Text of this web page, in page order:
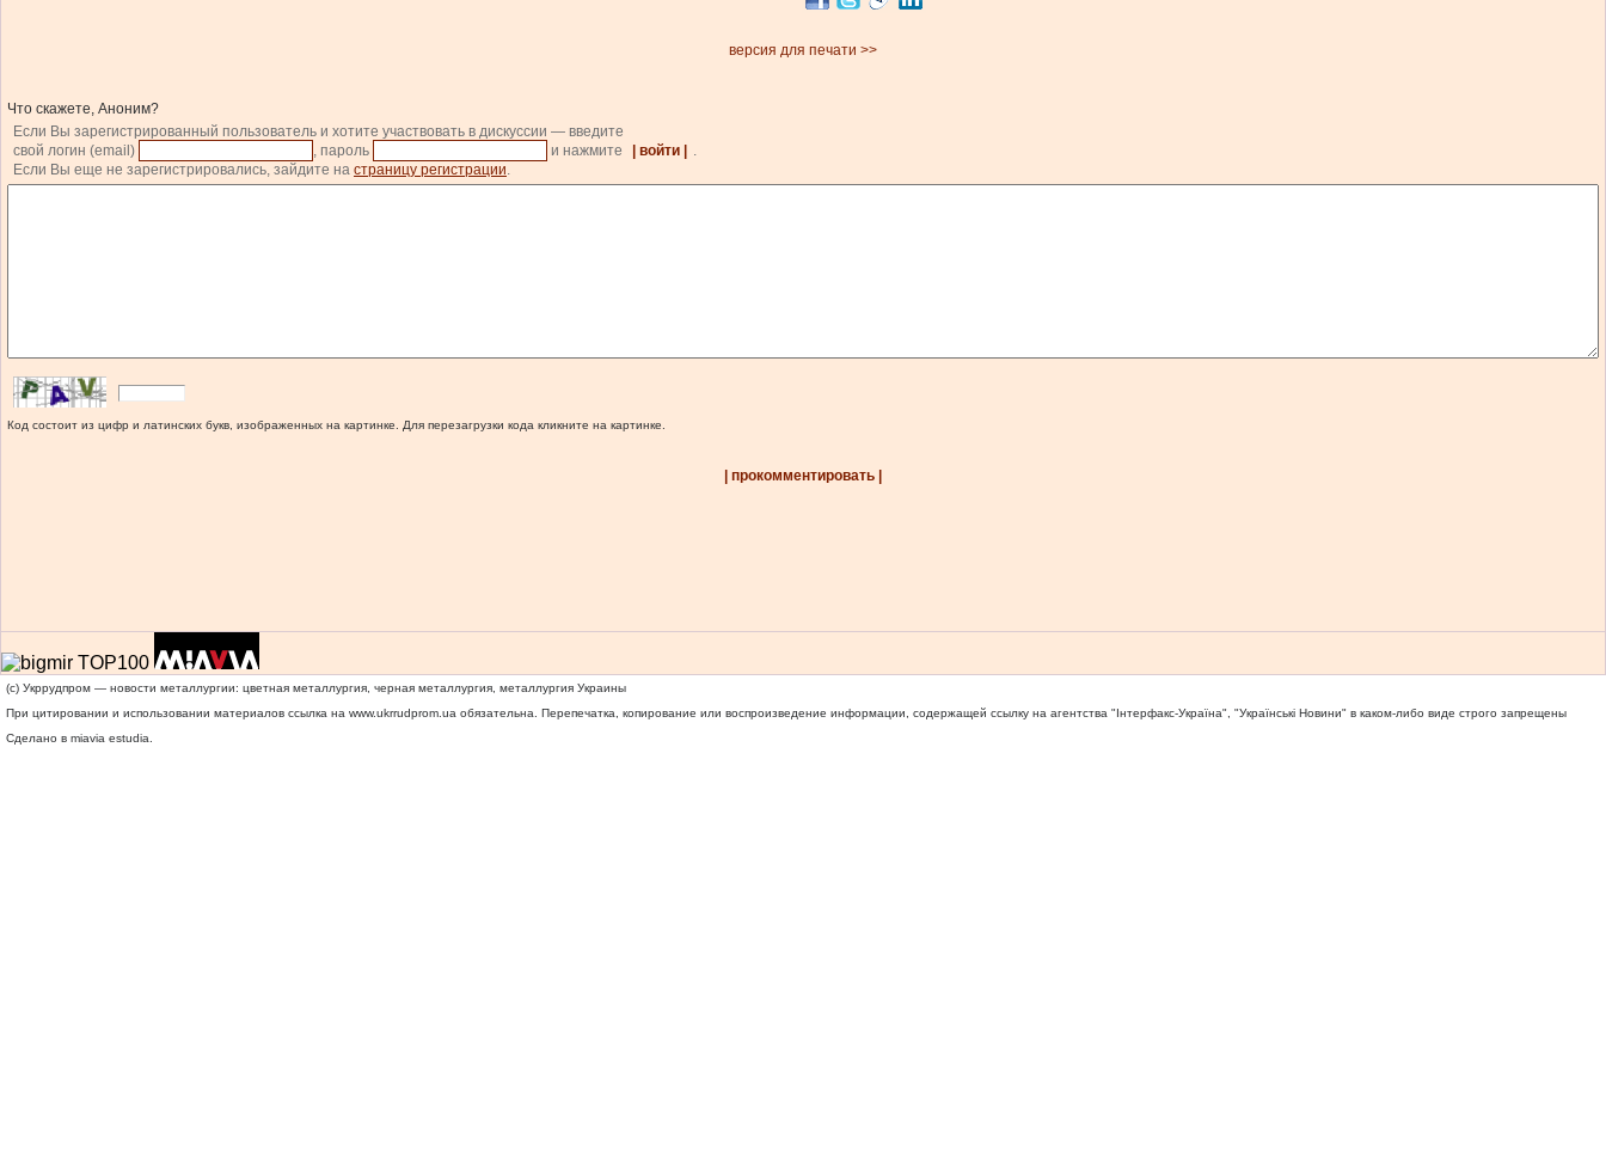
версия для печати >>
Что скажете, Аноним?
Если Вы зарегистрированный пользователь и хотите участвовать в дискуссии — введите
свой логин (email)
, пароль и нажмите | войти |
.
Если Вы еще не зарегистрировались, зайдите на страницу регистрации.
Код состоит из цифр и латинских букв, изображенных на картинке. Для перезагрузки кода кликните на картинке.
| прокомментировать |
(c) Укррудпром — новости металлургии: цветная металлургия, черная металлургия, металлургия Украины
При цитировании и использовании материалов ссылка на www.ukrrudprom.ua обязательна. Перепечатка, копирование или воспроизведение информации, содержащей ссылку на агентства "Iнтерфакс-Україна", "Українськi Новини" в каком-либо виде строго запрещены
Сделано в miavia estudia.